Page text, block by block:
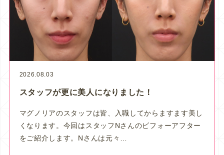
2026.08.03
スタッフが更に美人になりました！
マグノリアのスタッフは皆、入職してからますます美し
くなります。今回はスタッフNさんのビフォーアフター
をご紹介します。Nさんは元々…